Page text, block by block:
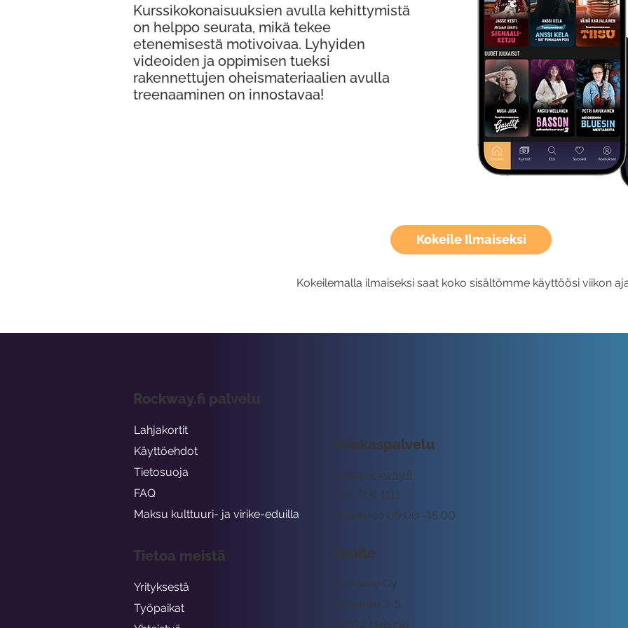
Kokeile Ilmaiseksi
Kokeilemalla ilmaiseksi saat koko sisältömme käyttöösi viikon
Kurssikokonaisuuksien avulla kehittymistä
on helppo seurata, mikä tekee
etenemisestä motivoivaa. Lyhyiden
videoiden ja oppimisen tueksi
rakennettujen oheismateriaalien avulla
treenaaminen on innostavaa!
Asiakaspalvelu
tuki@rockway.fi
Arkisin klo 09:00 -15:00
045 7731 1111
Osoite
Rockway Oy
Lemuntie 3-5
00510 Helsinki
Rockway.fi palvelu
Lahjakortit
Käyttöehdot
Tietosuoja
FAQ
Maksu kulttuuri- ja virike-eduilla
Tietoa meistä
Yrityksestä
Työpaikat